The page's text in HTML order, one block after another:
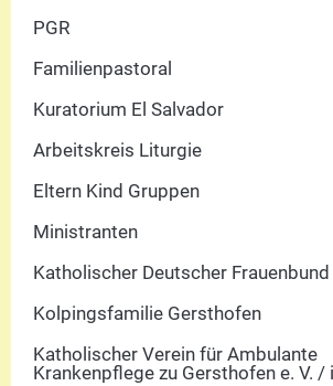
PGR
Familienpastoral
Kuratorium El Salvador
Arbeitskreis Liturgie
Eltern Kind Gruppen
Ministranten
Katholischer Deutscher Frauenbund
Kolpingsfamilie Gersthofen
Katholischer Verein für Ambulante
Krankenpflege zu Gersthofen e. V. /